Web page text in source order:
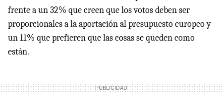
frente a un 32% que creen que los votos deben ser
proporcionales a la aportación al presupuesto europeo y
un 11% que prefieren que las cosas se queden como
están.